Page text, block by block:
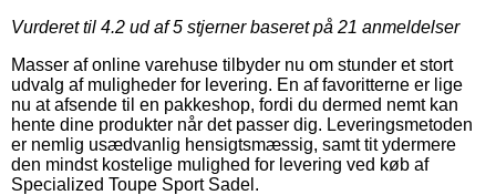
Vurderet til 4.2 ud af 5 stjerner baseret på 21 anmeldelser
Masser af online varehuse tilbyder nu om stunder et stort
udvalg af muligheder for levering. En af favoritterne er lige
nu at afsende til en pakkeshop, fordi du dermed nemt kan
hente dine produkter når det passer dig. Leveringsmetoden
er nemlig usædvanlig hensigtsmæssig, samt tit ydermere
den mindst kostelige mulighed for levering ved køb af
Specialized Toupe Sport Sadel.